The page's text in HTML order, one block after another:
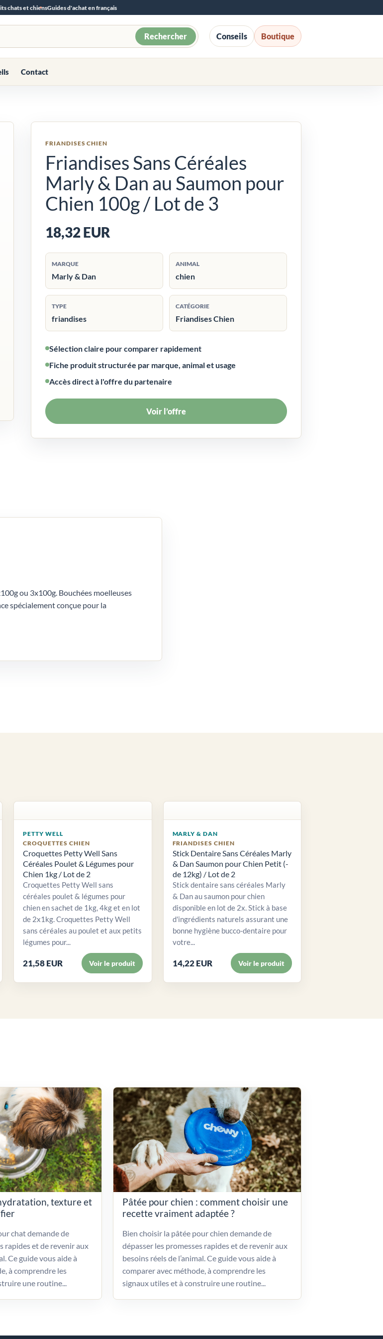
chats et chiensGuides d'achat en français
Rechercher Conseils Boutique
Contact
FRIANDISES CHIEN
Friandises Sans Céréales
Marly & Dan au Saumon pour
Chien 100g / Lot de 3
18,32 EUR
MARQUE
Marly & Dan
ANIMAL
chien
TYPE
friandises
CATÉGORIE
Friandises Chien
Sélection claire pour comparer rapidement
Fiche produit structurée par marque, animal et usage
Accès direct à l'offre du partenaire
Voir l’offre
ou 3x100g. Bouchées moelleuses
spécialement conçue pour la
PETTY WELL
CROQUETTES CHIEN
Croquettes Petty Well Sans
Céréales Poulet & Légumes pour
Chien 1kg / Lot de 2
Croquettes Petty Well sans
céréales poulet & légumes pour
chien en sachet de 1kg, 4kg et en lot
de 2x1kg. Croquettes Petty Well
sans céréales au poulet et aux petits
légumes pour...
21,58 EUR Voir le produit
MARLY & DAN
FRIANDISES CHIEN
Stick Dentaire Sans Céréales Marly
& Dan Saumon pour Chien Petit (-
de 12kg) / Lot de 2
Stick dentaire sans céréales Marly
& Dan au saumon pour chien
disponible en lot de 2x. Stick à base
d'ingrédients naturels assurant une
bonne hygiène bucco-dentaire pour
votre...
14,22 EUR Voir le produit
texture et
chat demande de
rapides et de revenir aux
Ce guide vous aide à
à comprendre les
une routine...
Pâtée pour chien : comment choisir une
recette vraiment adaptée ?
Bien choisir la pâtée pour chien demande de
dépasser les promesses rapides et de revenir aux
besoins réels de l’animal. Ce guide vous aide à
comparer avec méthode, à comprendre les
signaux utiles et à construire une routine...